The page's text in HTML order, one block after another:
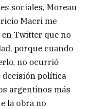
sociales, Moreau
Macri me
Twitter que no
porque cuando
no ocurrió
decisión política
argentinos más
la obra no